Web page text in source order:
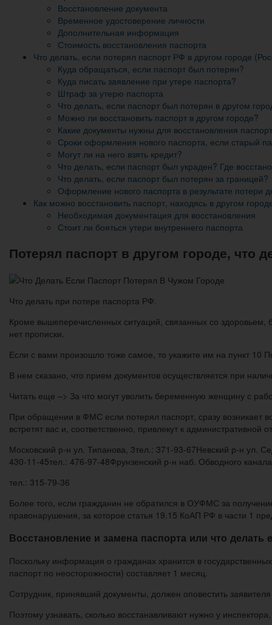
Восстановление документа
Временное удостоверение личности
Дополнительная информация
Стоимость восстановления паспорта
Что делать, если потерял паспорт РФ в другом городе
Куда обращаться, если паспорт был потерян?
Куда писать заявление при утере паспорта?
Штраф за утерю паспорта
Что делать, если паспорт был потерян в другом
Можно ли восстановить паспорт в другом городе?
Какие документы нужны для восстановления
Сроки оформления нового паспорта, если старый
Могут ли на него взять кредит?
Что делать, если паспорт был украден? Где
Что делать, если паспорт был потерян за границей?
Оформление нового паспорта в результате потери
Как можно восстановить паспорт, находясь в другом
Необходимая документация для восстановления
Стоит ли бояться утери внутреннего паспорта
Потерял паспорт в другом городе, что
Что делать при потере паспорта РФ.
Кроме вышеперечисленных ситуаций, связанных со здоровьем,
нет прописки.
Если с вами произошло тоже самое, то укажите им на пункт 10
В нем сказано, что прием документов осуществляется при
Читать еще –> За что могут уволить беременную женщину с
При обращении в ФМС если потерял паспорт, сразу возникает
встретят вас и, соответственно, привлекут к
Московский р-н ул. Типанова, 3тел.: 371-93-67Невский р-н ул.
430-11-45тел.: 476-97-48Фрунзенский р-н наб. Обводного
тел.: 315-79-36
Более того, если гражданин не обратился в ОУФМС за
правонарушения, за которое статья 19.15 КоАП РФ в части 1
Восстановление и замена паспорта или что
Поскольку информация о гражданах хранится в
паспорт по неосторожности) составляет 1 месяц.
Сотрудник, принявший документы, должен оповестить
Поэтому узнавать, сколько восстанавливают нужно у